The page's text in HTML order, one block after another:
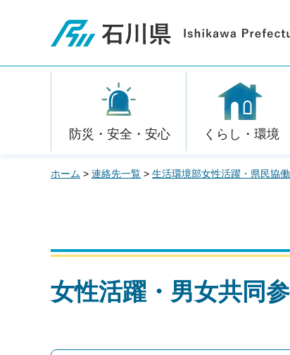
石川県
防災・安全・安心 くらし・環境
ホーム > 連絡先一覧 > 生活環境部女性活躍・県民協
女性活躍・男女共同